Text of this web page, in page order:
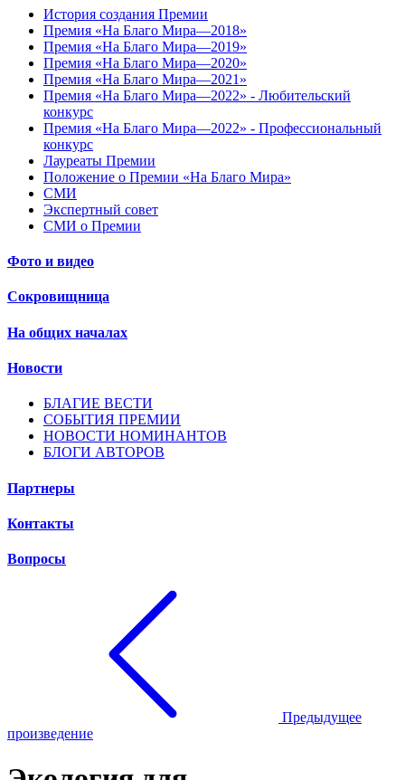
История создания Премии
Премия «На Благо Мира—2018»
Премия «На Благо Мира—2019»
Премия «На Благо Мира—2020»
Премия «На Благо Мира—2021»
Премия «На Благо Мира—2022» - Любительский
конкурс
Премия «На Благо Мира—2022» - Профессиональный
конкурс
Лауреаты Премии
Положение о Премии «На Благо Мира»
СМИ
Экспертный совет
СМИ о Премии
Фото и видео
Сокровищница
На общих началах
Новости
БЛАГИЕ ВЕСТИ
СОБЫТИЯ ПРЕМИИ
НОВОСТИ НОМИНАНТОВ
БЛОГИ АВТОРОВ
Партнеры
Контакты
Вопросы
Предыдущее
произведение